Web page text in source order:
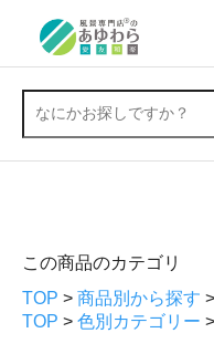
この商品のカテゴリ
TOP > 商品別から探す >
TOP > 色別カテゴリー >